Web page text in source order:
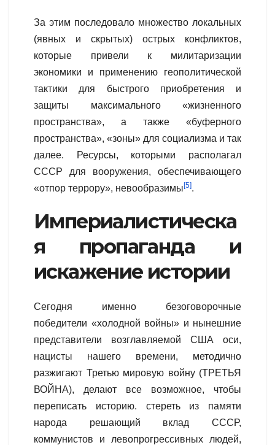
За этим последовало множество локальных
(явных и скрытых) острых конфликтов,
которые привели к милитаризации
экономики и применению геополитической
тактики для быстрого приобретения и
защиты максимального «жизненного
пространства», а также «буферного
пространства», «зоны» для социализма и так
далее. Ресурсы, которыми располагал
СССР для вооружения, обеспечивающего
«отпор террору», невообразимы [5].
Империалистическа
я пропаганда и
искажение истории
Сегодня именно безоговорочные
победители «холодной войны» и нынешние
представители возглавляемой США оси,
нацисты нашего времени, методично
разжигают Третью мировую войну (ТРЕТЬЯ
ВОЙНА), делают все возможное, чтобы
переписать историю. стереть из памяти
народа решающий вклад СССР,
коммунистов и левопрогрессивных людей,